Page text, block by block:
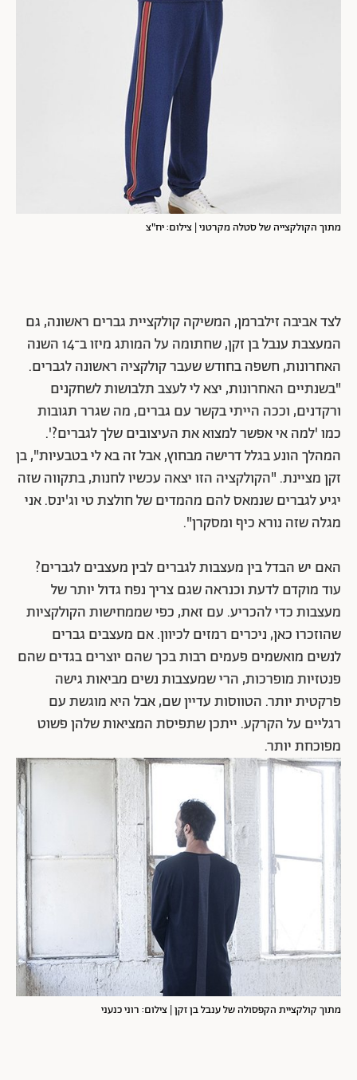
מתוך הקולקצייה של סטלה מקרטני | צילום: יח"צ
המעצבת ענבל בן זקן, שחתומה על המותג מיזו ב־14 השנה
האחרונות, חשפה בחודש שעבר קולקציה ראשונה לגברים.
"בשנתיים האחרונות, יצא לי לעצב תלבושות לשחקנים
ורקדנים, וככה הייתי בקשר עם גברים, מה שגרר תגובות
כמו 'למה אי אפשר למצוא את העיצובים שלך לגברים?'.
המהלך הונע בגלל דרישה מבחוץ, אבל זה בא לי בטבעיות", בן
זקן מציינת. "הקולקציה הזו יצאה עכשיו לחנות, בתקווה שזה
יגיע לגברים שנמאס להם מהמדים של חולצת טי וג'ינס. אני
מגלה שזה נורא כיף ומסקרן".
האם יש הבדל בין מעצבות לגברים לבין מעצבים לגברים?
עוד מוקדם לדעת וכנראה שגם צריך נפח גדול יותר של
מעצבות כדי להכריע. עם זאת, כפי שממחישות הקולקציות
שהוזכרו כאן, ניכרים רמזים לכיוון. אם מעצבים גברים
לנשים מואשמים פעמים רבות בכך שהם יוצרים בגדים שהם
פנטזיות מופרכות, הרי שמעצבות נשים מביאות גישה
פרקטית יותר. הטווסות עדיין שם, אבל היא מוגשת עם
רגליים על הקרקע. ייתכן שתפיסת המציאות שלהן פשוט
מפוכחת יותר.